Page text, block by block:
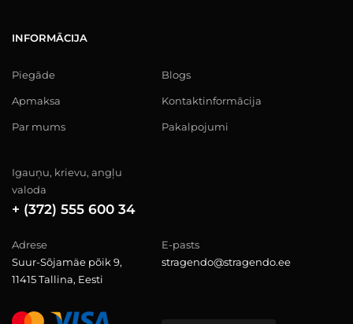
INFORMĀCIJA
Piegāde
Apmaksa
Par mums
Blogs
Kontaktinformācija
Pakalpojumi
Igauņu, krievu, angļu
valoda
+ (372) 555 600 34
Adrese
Suur-Sõjamäe põik 9,
11415 Tallina, Eesti
E-pasts
stragendo@stragendo.ee